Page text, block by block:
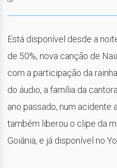
Está disponível desde a
de 50%, nova canção de
com a participação da
do áudio, a família da
ano passado, num acidente
também liberou o clipe da
Goiânia, e já disponível no